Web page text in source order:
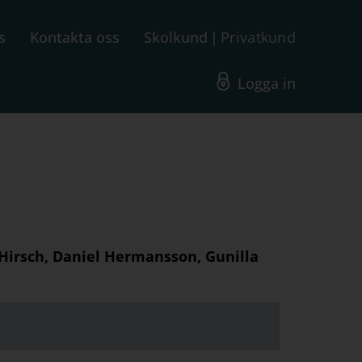
Kontakta oss Skolkund Privatkund
Logga in
Daniel Hermansson, Gunilla